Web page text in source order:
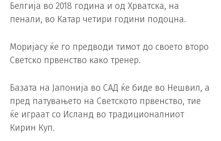
Белгија во 2018 година и од Хрватска, на
пенали, во Катар четири години подоцна.
Моријасу ќе го предводи тимот до своето второ
Светско првенство како тренер.
Базата на Јапонија во САД ќе биде во Нешвил, а
пред патувањето на Светското првенство, тие
ќе играат со Исланд во традиционалниот
Кирин Куп.